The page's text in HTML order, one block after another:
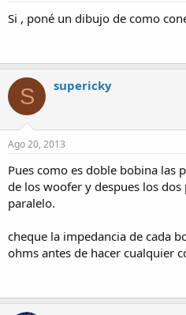
Si , poné un dibujo de como
S supericky
Ago 20, 2013
Pues como es doble bobina las
de los woofer y despues los dos
paralelo.
cheque la impedancia de cada
ohms antes de hacer cualquier